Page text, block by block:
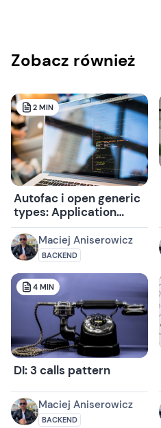
Zobacz również
2 MIN
Autofac i open generic
types: Application
Events revisited
Maciej Aniserowicz
BACKEND
4 MIN
DI: 3 calls pattern
Maciej Aniserowicz
BACKEND